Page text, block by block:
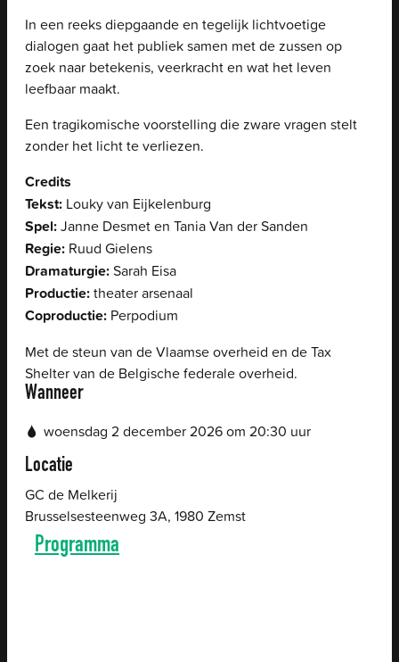
In een reeks diepgaande en tegelijk lichtvoetige
dialogen gaat het publiek samen met de zussen op
zoek naar betekenis, veerkracht en wat het leven
leefbaar maakt.
Een tragikomische voorstelling die zware vragen stelt
zonder het licht te verliezen.
Credits
Tekst: Louky van Eijkelenburg
Spel:Janne Desmet en Tania Van der Sanden
Regie: Ruud Gielens
Dramaturgie: Sarah Eisa
Productie:theater arsenaal
Coproductie: Perpodium
Met de steun van de Vlaamse overheid en de Tax
Shelter van de Belgische federale overheid.
Wanneer
woensdag 2 december 2026om 20:30 uur
Locatie
GC de Melkerij
Brusselsesteenweg 3A, 1980 Zemst
Programma